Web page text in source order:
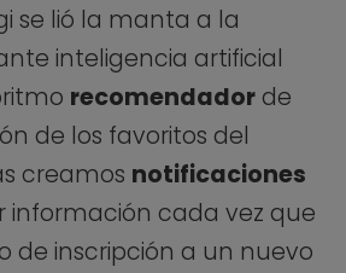
se lió la manta a la
inteligencia artificial
recomendadorde
de los favoritos del
creamos notificaciones
información cada vez que
de inscripción a un nuevo